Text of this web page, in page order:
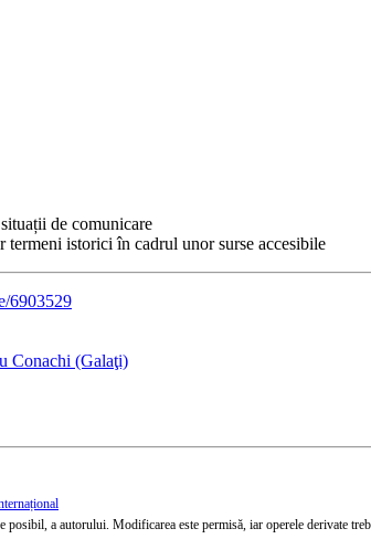
de comunicare
termeni istorici în cadrul unor surse accesibile
6903529
Conachi (Galaţi)
a autorului. Modificarea este permisă, iar operele derivate